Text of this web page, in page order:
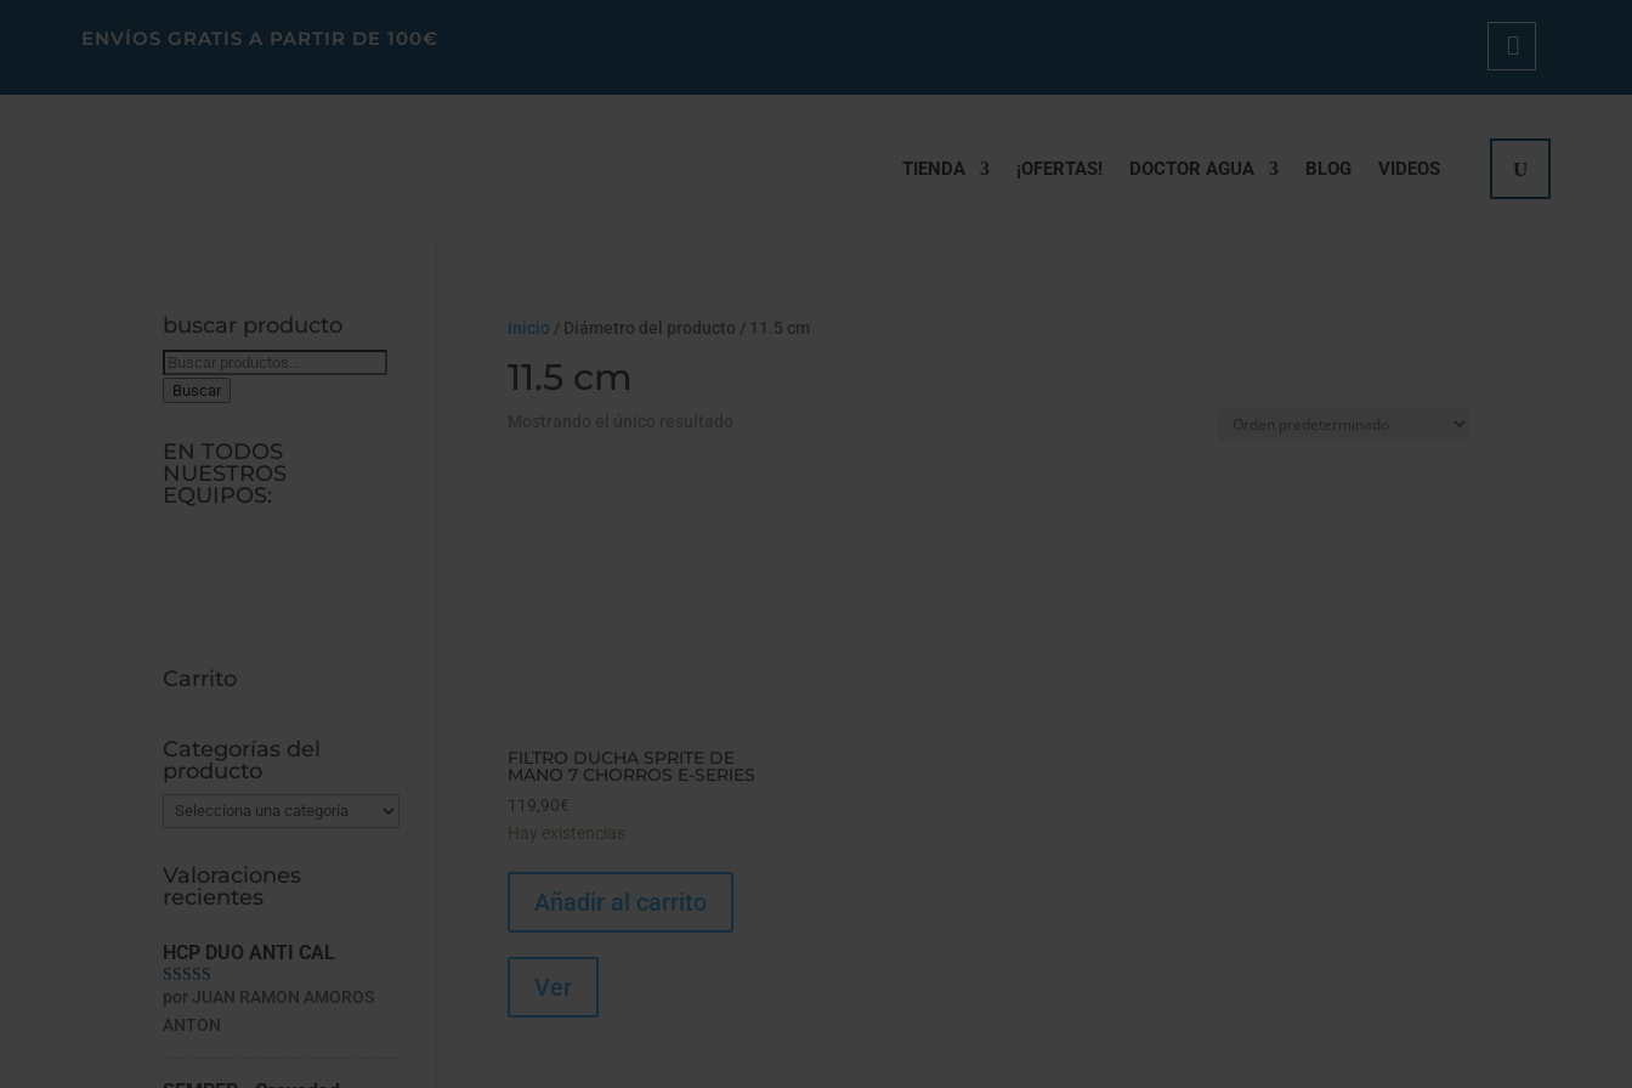
ENVÍOS GRATIS A PARTIR DE 100€
Mi
Cue
Nta
TIENDA ¡OFERTAS! DOCTOR AGUA BLOG VIDEOS
Inicio / Diámetro del producto / 11.5 cm
11.5 cm
FILTRO DUCHA SPRITE DE
MANO 7 CHORROS E-SERIES
119,90€
Hay existencias
Añadir al carrito
Ver
buscar producto
Buscar
por:
Buscar
EN TODOS
NUESTROS
EQUIPOS:
Carrito
Categorías del
producto
Valoraciones
recientes
HCP DUO ANTI CAL
Valorado con
5 de 5
por JUAN RAMON AMOROS
ANTON